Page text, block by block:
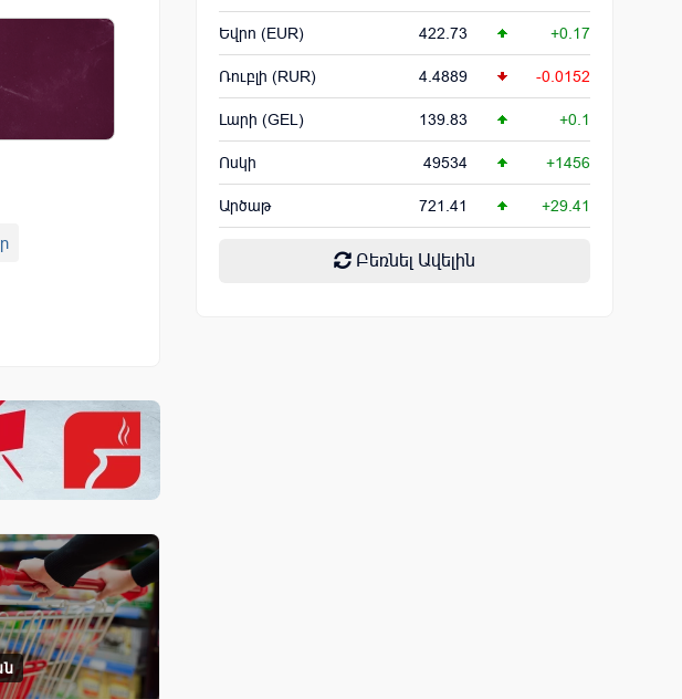
Եվրո (EUR) 422.73 +0.17
Ռուբլի (RUR) 4.4889 -0.0152
Լարի (GEL) 139.83 +0.1
Ոսկի 49534 +1456
Արծաթ 721.41 +29.41
Բեռնել Ավելին